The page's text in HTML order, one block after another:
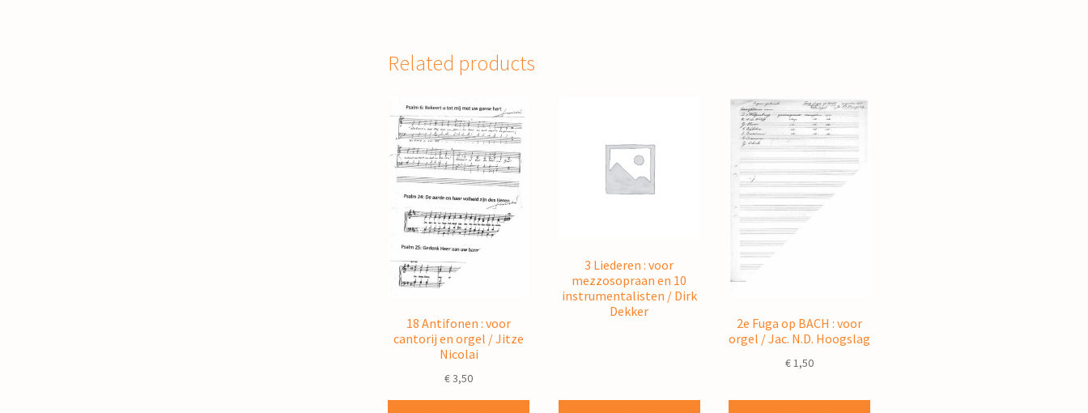
Related products
18 Antifonen : voor
cantorij en orgel / Jitze
Nicolai
€3,50
3 Liederen : voor
mezzosopraan en 10
instrumentalisten / Dirk
Dekker
2e Fuga op BACH : voor
orgel / Jac. N.D. Hoogslag
€1,50